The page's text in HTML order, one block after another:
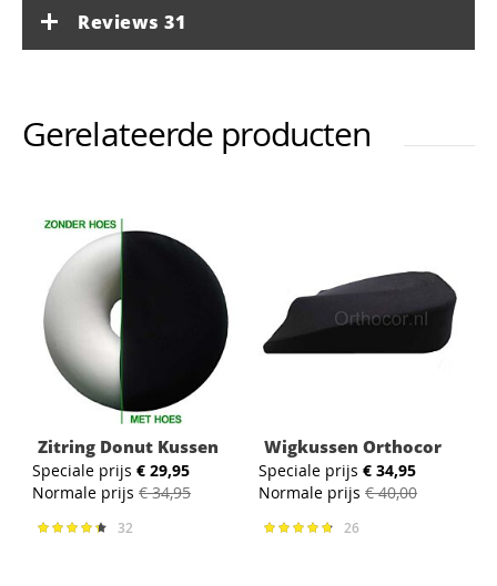
Reviews 31
Gerelateerde producten
Zitring Donut Kussen
Speciale prijs € 29,95
Normale prijs € 34,95
Waardering:
32
Wigkussen Orthocor
Speciale prijs € 34,95
Normale prijs € 40,00
Waardering:
26